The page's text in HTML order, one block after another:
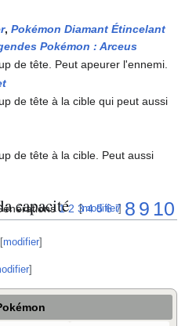
, Pokémon Diamant Étincelant
Pokémon : Arceus
de tête. Peut apeurer l'ennemi.
de tête à la cible qui peut aussi
de tête à la cible. Peut aussi
capacité [modifier]
1 2 3 4 5 6 7 8 9 10
[modifier]
]